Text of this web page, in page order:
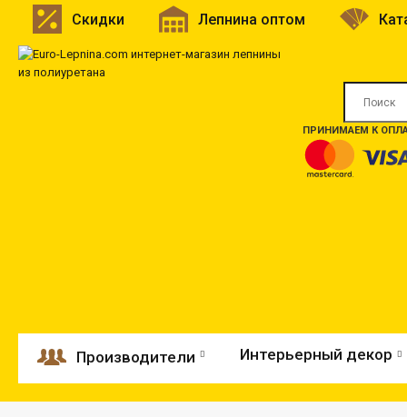
Скидки Лепнина оптом
ПРИНИМАЕМ К
Производители Интерьерный декор